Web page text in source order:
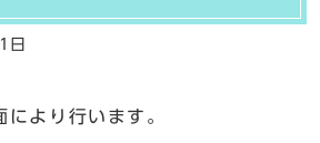
日
より行います。